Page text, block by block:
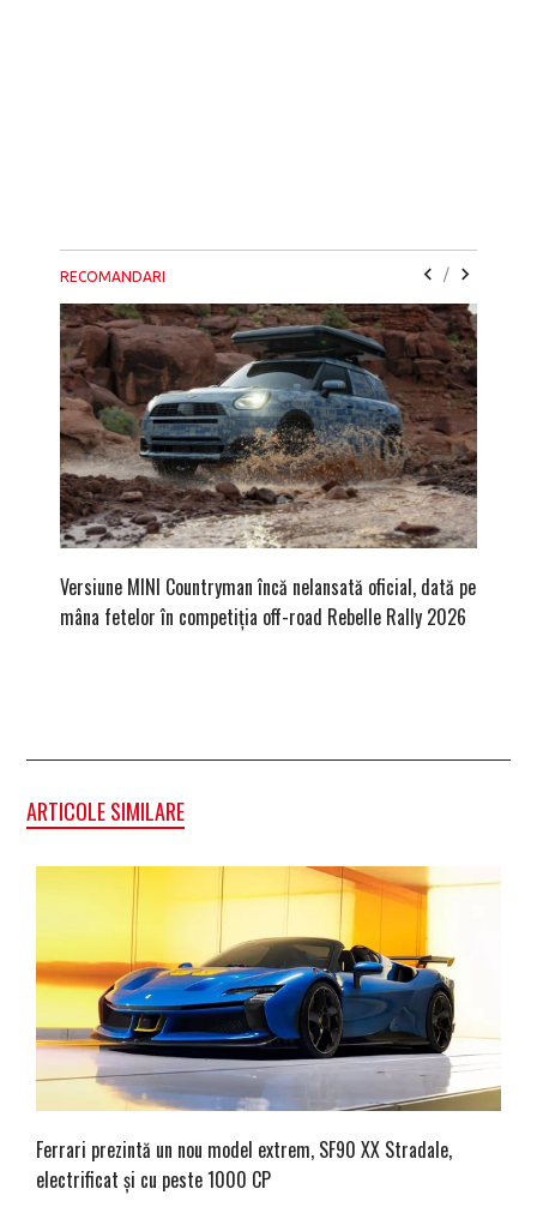
RECOMANDARI /
Versiune MINI Countryman încă nelansată oficial, dată pe
mâna fetelor în competiția off-road Rebelle Rally 2026
ARTICOLE SIMILARE
Ferrari prezintă un nou model extrem, SF90 XX Stradale,
electrificat și cu peste 1000 CP